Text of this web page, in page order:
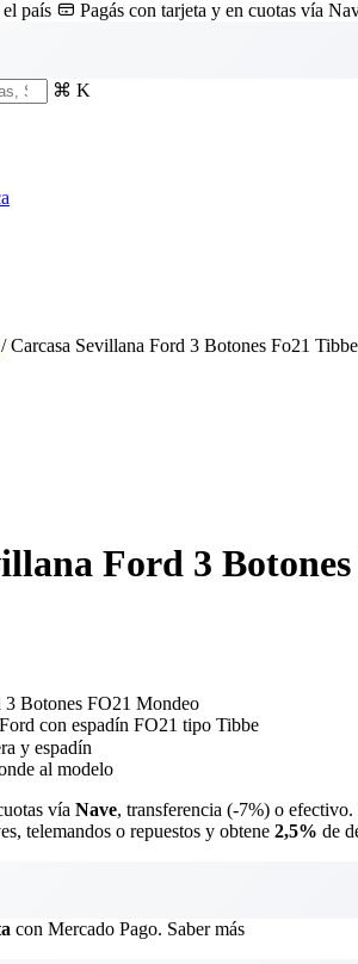
país Pagás con tarjeta y en cuotas vía
⌘ K
/ Carcasa Sevillana Ford 3 Botones Fo21
Ford 3
3 Botones FO21 Mondeo
con espadín FO21 tipo Tibbe
y espadín
al modelo
vía Nave, transferencia (-7%) o
telemandos o repuestos y obtene 2,5% de
con Mercado Pago. Saber más